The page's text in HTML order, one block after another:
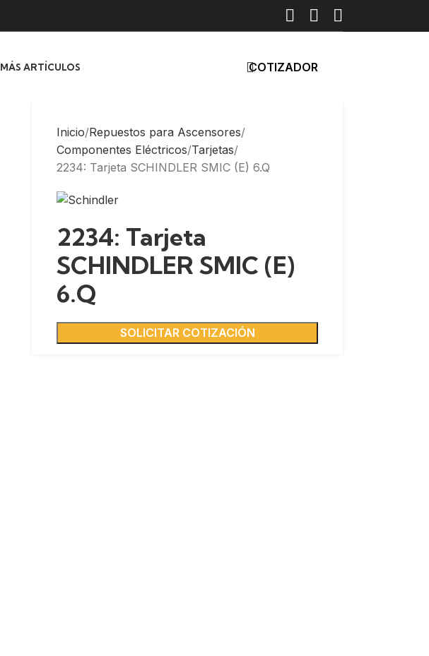
MÁS ARTÍCULOS COTIZADOR
Inicio Repuestos para Ascensores
Componentes Eléctricos Tarjetas
2234: Tarjeta SCHINDLER SMIC (E) 6.Q
2234: Tarjeta
SCHINDLER SMIC (E)
6.Q
SOLICITAR COTIZACIÓN